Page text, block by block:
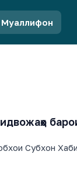
Муаллифон
Субхон